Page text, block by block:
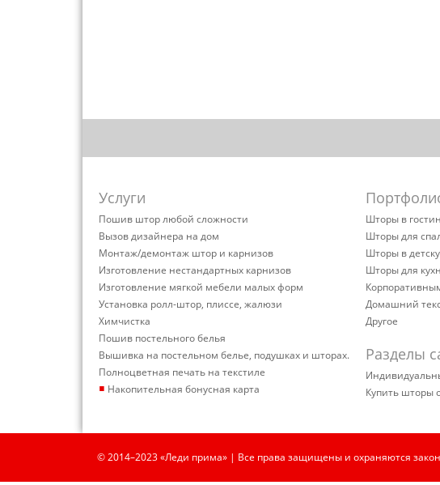
Услуги
Пошив штор любой сложности
Вызов дизайнера на дом
Монтаж/демонтаж штор и карнизов
Изготовление нестандартных карнизов
Изготовление мягкой мебели малых форм
Установка ролл-штор, плиссе, жалюзи
Химчистка
Пошив постельного белья
Вышивка на постельном белье, подушках и шторах.
Полноцветная печать на текстиле
▪ Накопительная бонусная карта
Шторы в
Шторы для
Шторы в
Шторы для
Домашний
Другое
Разделы
Купить шторы
© 2014–2023 «Леди прима» | Все права защищены и охраняются